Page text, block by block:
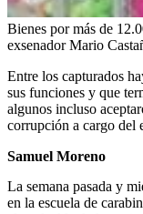
Bienes por más de
exsenador Mario
Entre los capturados
sus funciones y que
algunos incluso
corrupción a cargo del
Samuel Moreno
La semana pasada y
en la escuela de